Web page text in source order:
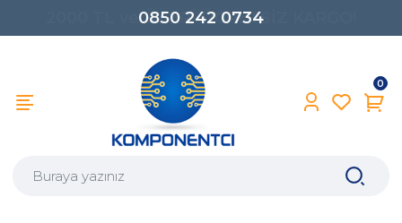
0850 242 0734
0